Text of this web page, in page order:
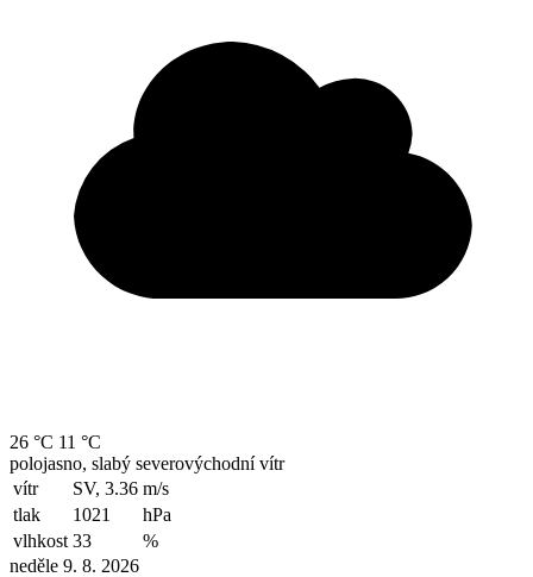
26 °C 11 °C
polojasno, slabý severovýchodní vítr
vítr
SV, 3.36 m/s
tlak
1021
hPa
vlhkost 33
%
neděle 9. 8. 2026